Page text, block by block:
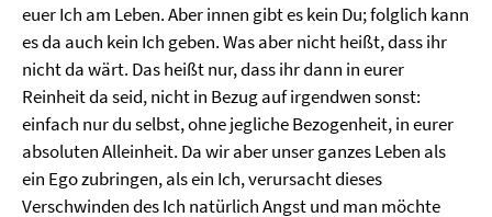
euer Ich am Leben. Aber innen gibt es kein Du; folglich kann
es da auch kein Ich geben. Was aber nicht heißt, dass ihr
nicht da wärt. Das heißt nur, dass ihr dann in eurer
Reinheit da seid, nicht in Bezug auf irgendwen sonst:
einfach nur du selbst, ohne jegliche Bezogenheit, in eurer
absoluten Alleinheit. Da wir aber unser ganzes Leben als
ein Ego zubringen, als ein Ich, verursacht dieses
Verschwinden des Ich natürlich Angst und man möchte